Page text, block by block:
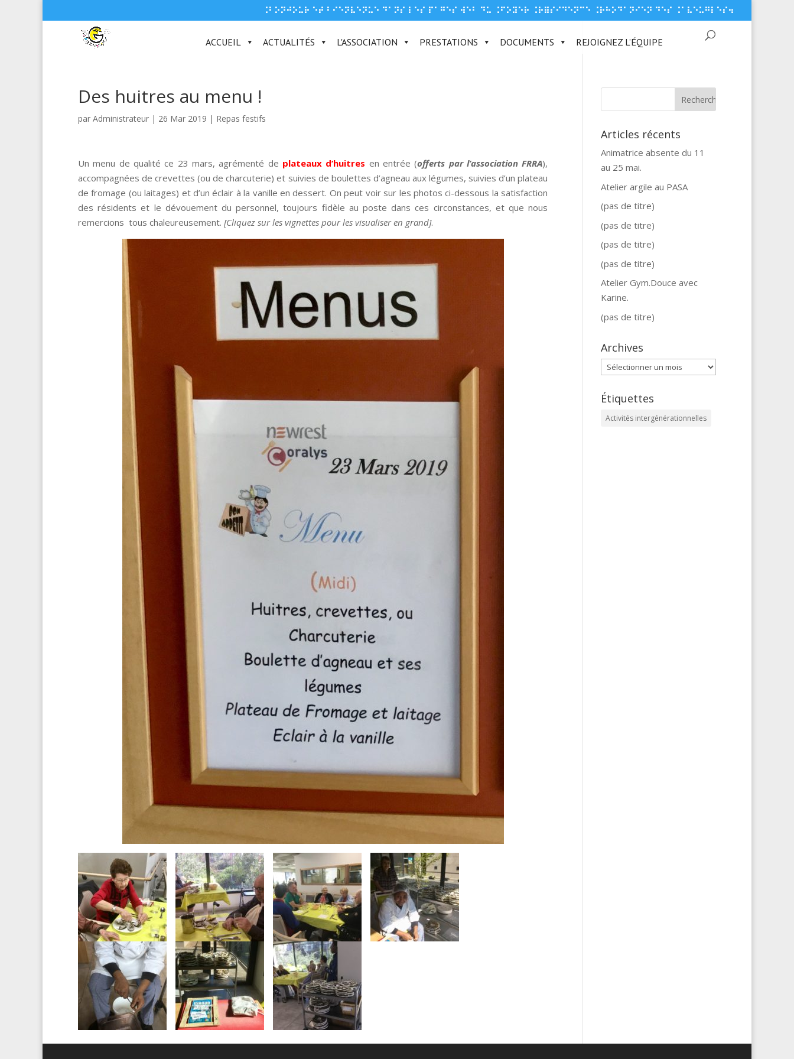
⠨⠃⠕⠝⠚⠕⠥⠗ ⠑⠞ ⠃⠊⠑⠝⠧⠑⠝⠥⠑ ⠙⠁⠝⠎ ⠇⠑⠎ ⠏⠁⠛⠑⠎ ⠺⠑⠃ ⠙⠥ ⠨⠋⠕⠽⠑⠗ ⠨⠗⠿⠎⠊⠙⠑⠝⠉⠑ ⠨⠗⠓⠕⠙⠁⠝⠊⠑⠝ ⠙⠑⠎ ⠨⠁⠧⠑⠥⠛⠇⠑⠎⠲
ACCUEIL ACTUALITÉS L'ASSOCIATION PRESTATIONS DOCUMENTS REJOIGNEZ L’ÉQUIPE
Des huitres au menu !
par Administrateur | 26 Mar 2019 | Repas festifs
Un menu de qualité ce 23 mars, agrémenté de plateaux d’huitres en entrée (offerts par l’association FRRA),
accompagnées de crevettes (ou de charcuterie) et suivies de boulettes d’agneau aux légumes, suivies d’un plateau
de fromage (ou laitages) et d’un éclair à la vanille en dessert. On peut voir sur les photos ci-dessous la satisfaction
des résidents et le dévouement du personnel, toujours fidèle au poste dans ces circonstances, et que nous
remercions tous chaleureusement. [Cliquez sur les vignettes pour les visualiser en grand].
Articles récents
Animatrice absente du 11
au 25 mai.
Atelier argile au PASA
(pas de titre)
(pas de titre)
(pas de titre)
(pas de titre)
Atelier Gym.Douce avec
Karine.
(pas de titre)
Archives
Archives
Étiquettes
Activités intergénérationnelles